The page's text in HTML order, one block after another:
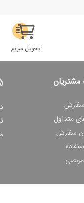
تحویل سریع
متداول
سفارش